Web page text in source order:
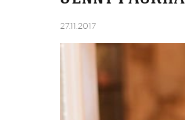
27.11.2017